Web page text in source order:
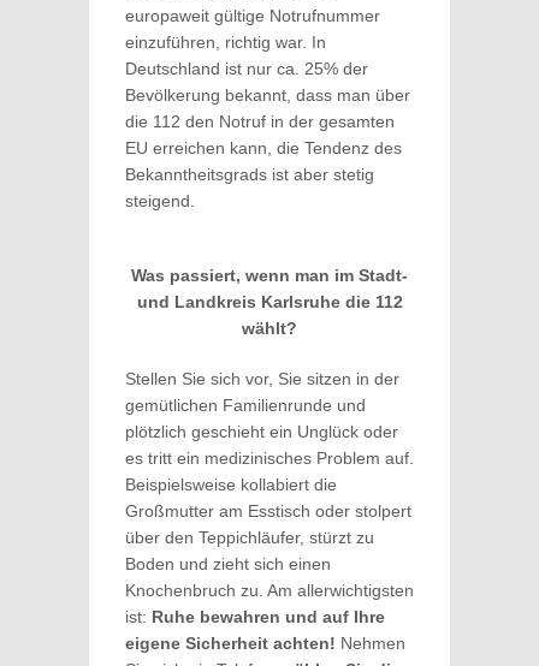
europaweit gültige Notrufnummer
einzuführen, richtig war. In
Deutschland ist nur ca. 25% der
Bevölkerung bekannt, dass man über
die 112 den Notruf in der gesamten
EU erreichen kann, die Tendenz des
Bekanntheitsgrads ist aber stetig
steigend.
Was passiert, wenn man im Stadt-
und Landkreis Karlsruhe die 112
wählt?
Stellen Sie sich vor, Sie sitzen in der
gemütlichen Familienrunde und
plötzlich geschieht ein Unglück oder
es tritt ein medizinisches Problem auf.
Beispielsweise kollabiert die
Großmutter am Esstisch oder stolpert
über den Teppichläufer, stürzt zu
Boden und zieht sich einen
Knochenbruch zu. Am allerwichtigsten
ist: Ruhe bewahren und auf Ihre
eigene Sicherheit achten! Nehmen